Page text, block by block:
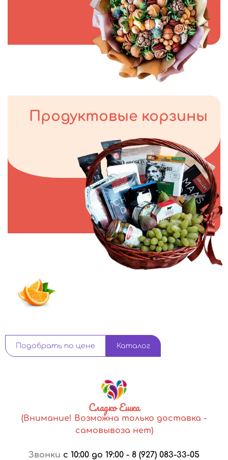
Продуктовые корзины
Подобрать по цене Каталог
Сладко Ешка
(Внимание! Возможна только доставка -
самовывоза нет)
Звонки с 10:00 до 19:00 - 8 (927) 083-33-05